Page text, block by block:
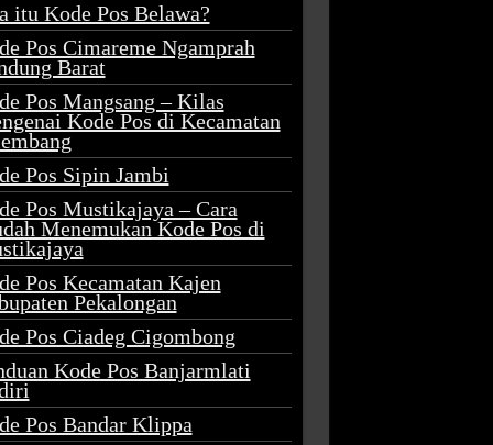
itu Kode Pos Belawa?
Pos Cimareme Ngamprah
Barat
Pos Mangsang – Kilas
Kode Pos di Kecamatan
Pos Sipin Jambi
Pos Mustikajaya – Cara
Menemukan Kode Pos di
Pos Kecamatan Kajen
Pekalongan
Pos Ciadeg Cigombong
Kode Pos Banjarmlati
Pos Bandar Klippa